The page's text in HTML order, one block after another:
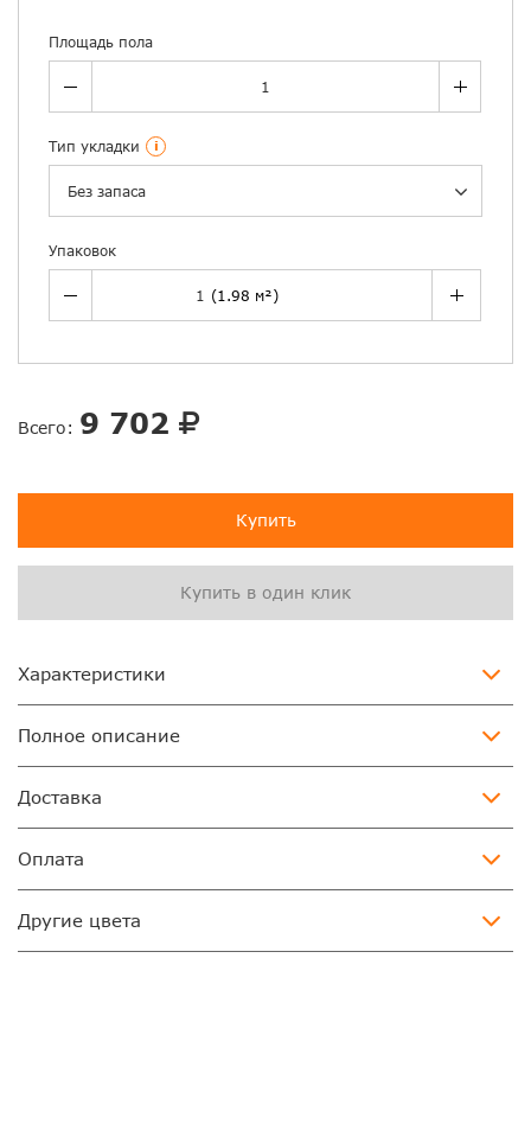
Площадь пола
Тип укладки i
Без запаса
Упаковок
Всего: 9 702
Купить
Купить в один клик
Характеристики
Полное описание
Доставка
Оплата
Другие цвета